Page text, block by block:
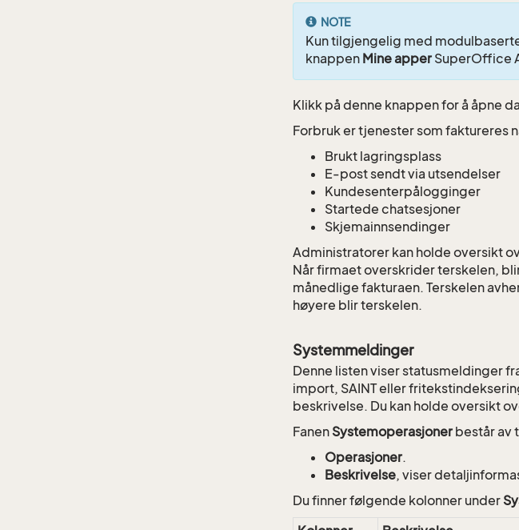
NOTE
Kun tilgjengelig med
knappen Mine apper SuperOffice
Klikk på denne knappen for å åpne
Forbruk er tjenester som faktureres
Brukt lagringsplass
E-post sendt via utsendelser
Kundesenterpålogginger
Startede chatsesjoner
Skjemainnsendinger
Administratorer kan holde oversikt
Når firmaet overskrider terskelen,
månedlige fakturaen. Terskelen
høyere blir terskelen.
Systemmeldinger
Denne listen viser statusmeldinger
import, SAINT eller
beskrivelse. Du kan holde oversikt
Fanen Systemoperasjoner består av
Operasjoner.
Beskrivelse, viser
Du finner følgende kolonner under